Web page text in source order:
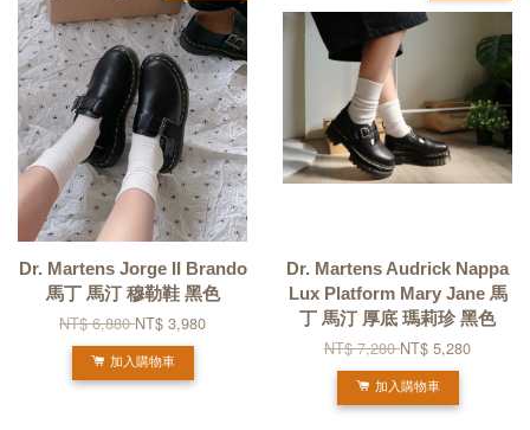
Dr. Martens Jorge II Brando
馬丁 馬汀 穆勒鞋 黑色
NT$ 6,880NT$ 3,980
加入購物車
Dr. Martens Audrick Nappa
Lux Platform Mary Jane 馬
丁 馬汀 厚底 瑪莉珍 黑色
NT$ 7,280NT$ 5,280
加入購物車